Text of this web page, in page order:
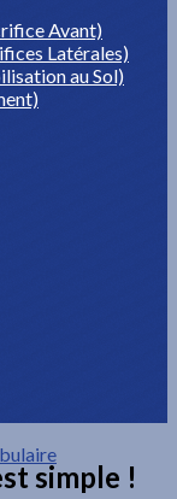
Avant)
Latérales)
au Sol)
simple !